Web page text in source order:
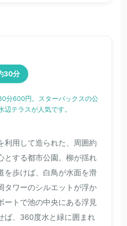
30分
分600円。スターバックスの公
辺テラスが人気です。
利用して造られた、周囲約
とする都市公園。柳が揺れ
を歩けば、白鳥が水面を滑
タワーのシルエットが浮か
ートで池の中央にある浮見
ば、360度水と緑に囲まれ